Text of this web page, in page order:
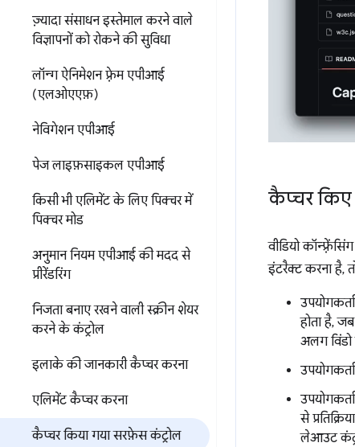
ज़्यादा संसाधन इस्तेमाल करने वाले
विज्ञापनों को रोकने की सुविधा
लॉन्ग ऐनिमेशन फ़्रेम एपीआई
(एलओएएफ़)
नेविगेशन एपीआई
पेज लाइफ़साइकल एपीआई
किसी भी एलिमेंट के लिए पिक्चर में
पिक्चर मोड
अनुमान नियम एपीआई की मदद से
प्रीरेंडरिंग
निजता बनाए रखने वाली स्क्रीन शेयर
करने के कंट्रोल
इलाके की जानकारी कैप्चर करना
एलिमेंट कैप्चर करना
कैप्चर किया गया सरफ़ेस कंट्रोल
कैप्चर किए
वीडियो
इंटरैक्ट करना है,
होता है,
अलग विंडो
से
लेआउट